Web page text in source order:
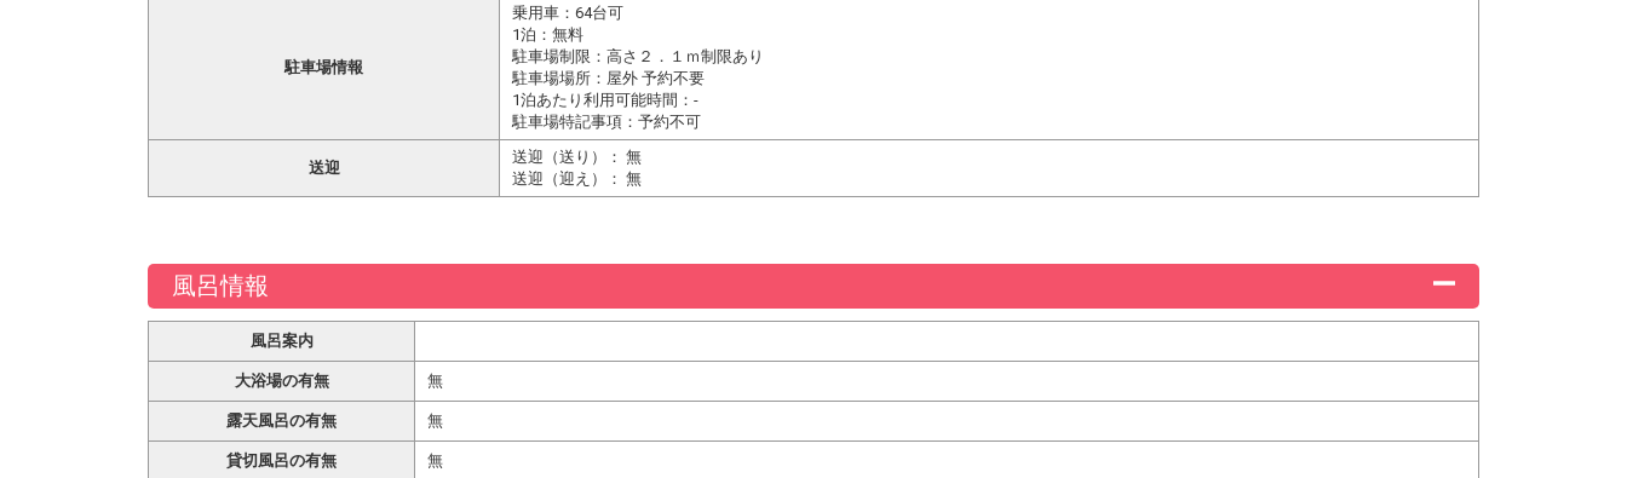
駐車場情報
乗用車：64台可
1泊：無料
駐車場制限：高さ２．１ｍ制限あり
駐車場場所：屋外 予約不要
1泊あたり利用可能時間：-
駐車場特記事項：予約不可
送迎
送迎（送り）： 無
送迎（迎え）： 無
風呂情報
風呂案内
大浴場の有無 無
露天風呂の有無 無
貸切風呂の有無 無